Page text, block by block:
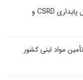
استفاده از GS1 Data Source برای دستورالعمل پایداری CSRD و
مواد لبنی کشور